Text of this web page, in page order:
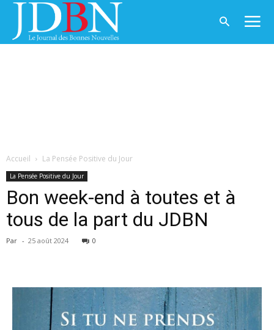
Accueil La Pensée Positive du Jour
La Pensée Positive du Jour
Bon week-end à toutes et à
tous de la part du JDBN
Par - 25 août 2024 0